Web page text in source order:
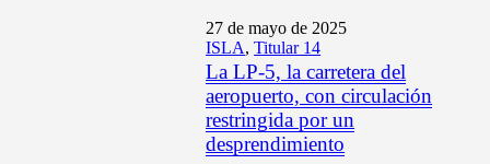
27 de mayo de 2025
ISLA,Titular 14
La LP-5, la carretera del
aeropuerto, con circulación
restringida por un
desprendimiento